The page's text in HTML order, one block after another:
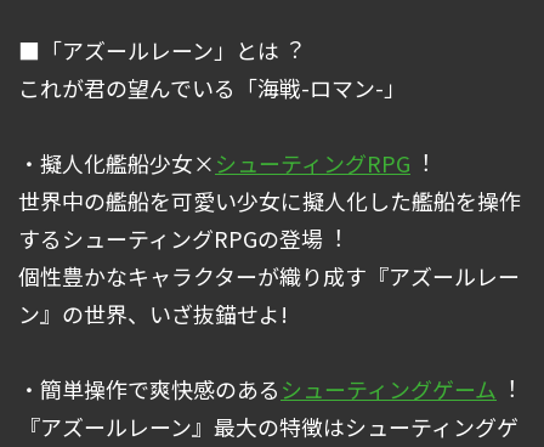
■「アズールレーン」とは︖
これが君の望んでいる「海戦-ロマン-」
・擬人化艦船少⼥×シューティングRPG ︕
世界中の艦船を可愛い少⼥に擬人化した艦船を操作
するシューティングRPGの登場︕
個性豊かなキャラクターが織り成す『アズールレー
ン』の世界、いざ抜錨せよ!
・簡単操作で爽快感のあるシューティングゲーム ︕
『アズールレーン』最大の特徴はシューティングゲ